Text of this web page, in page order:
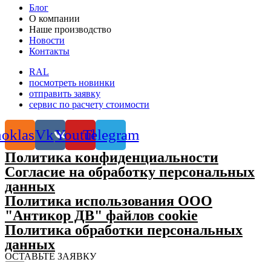
Блог
О компании
Наше производство
Новости
Контакты
RAL
посмотреть новинки
отправить заявку
сервис по расчету стоимости
VkYoutubeTelegram
Политика конфиденциальности
Согласие на обработку персональных
данных
Политика использования ООО
"Антикор ДВ" файлов cookie
Политика обработки персональных
данных
ОСТАВЬТЕ ЗАЯВКУ